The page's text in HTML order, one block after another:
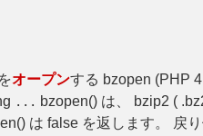
オープンする bzopen (PHP
... bzopen() は、 bzip2 (
は false を返します。 戻